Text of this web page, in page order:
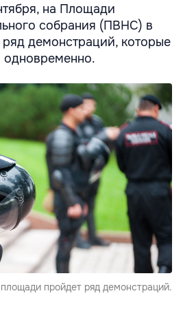
на Площади
собрания (ПВНС) в
демонстраций, которые
одновременно.
пройдет ряд демонстраций.